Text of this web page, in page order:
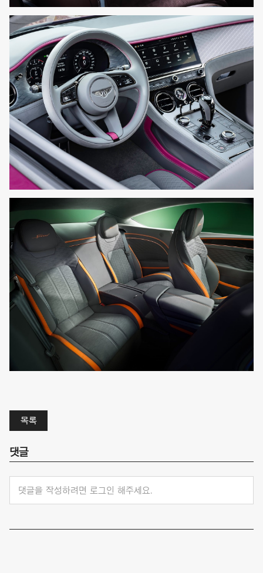
목록
댓글
댓글을 작성하려면 로그인 해주세요.